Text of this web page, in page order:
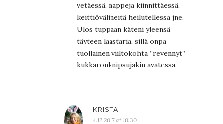
vetäessä, nappeja kiinnittäessä,
keittiövälineitä heilutellessa jne.
Ulos tuppaan käteni yleensä
täyteen laastaria, sillä onpa
tuollainen viiltokohta ”revennyt”
kukkaronknipsujakin avatessa.
KRISTA
4.12.2017 at 10:30